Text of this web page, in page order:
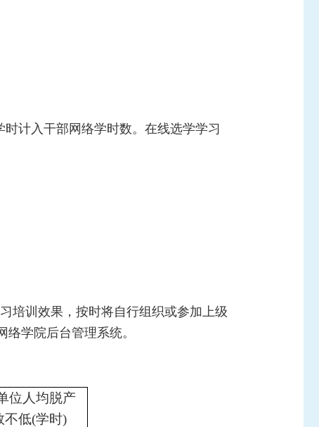
计入干部网络学时数。在线选学学习
培训效果，按时将自行组织或参加上级
学院后台管理系统。
位人均脱产
不低(学时)